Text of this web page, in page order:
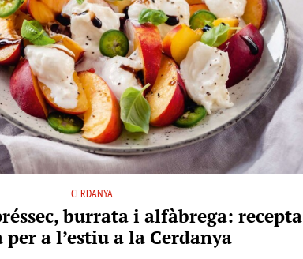
CERDANYA
burrata i alfàbrega: recepta
per a l’estiu a la Cerdanya